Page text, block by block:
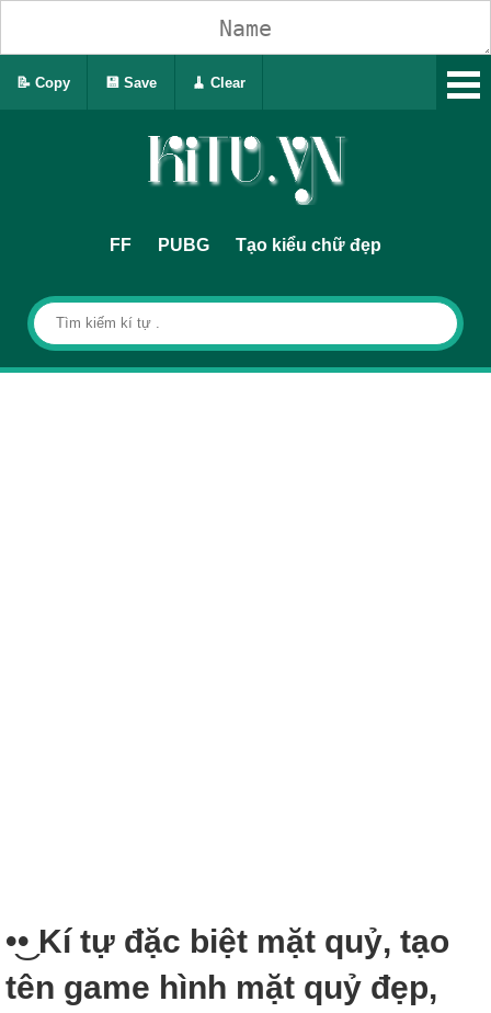
FF PUBG Tạo kiểu chữ đẹp
•͜• Kí tự đặc biệt mặt quỷ, tạo
tên game hình mặt quỷ đẹp,
📝 Copy 💾 Save 🧹 Clear